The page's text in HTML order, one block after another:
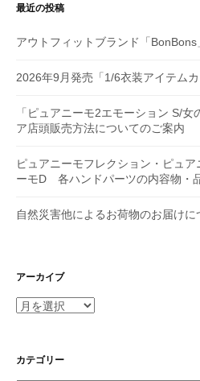
ン
最近の投稿
アウトフィットブランド「
2026年9月発売「1/6衣装アイテム
「ピュアニーモ2エモーション S/
ア店頭販売方法についてのご案内
ピュアニーモフレクション・ピュア
ーモD 各ハンドパーツの内容物・
自然災害他によるお荷物のお届けに
アーカイブ
ア
イ
カテゴリー